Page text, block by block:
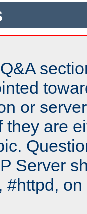
or
they are
Server
#httpd,